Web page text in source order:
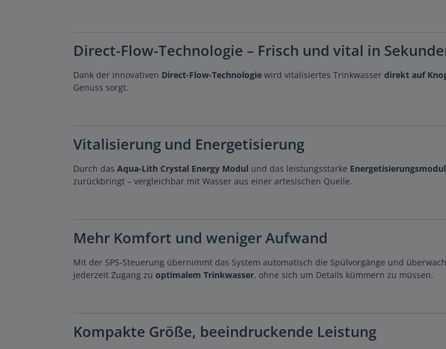
Direct-Flow-Technologie – Frisch und vital in
Dank der innovativen Direct-Flow-Technologie wird vitalisiertes Trinkwasser direkt auf
Genuss sorgt.
Vitalisierung und Energetisierung
Durch das Aqua-Lith Crystal Energy Modul und das leistungsstarke Energetisierungsmodul
zurückbringt – vergleichbar mit Wasser aus einer artesischen Quelle.
Mehr Komfort und weniger Aufwand
Mit der SPS-Steuerung übernimmt das System automatisch die Spülvorgänge und
jederzeit Zugang zu optimalem Trinkwasser, ohne sich um Details kümmern zu müssen.
Kompakte Größe, beeindruckende Leistung